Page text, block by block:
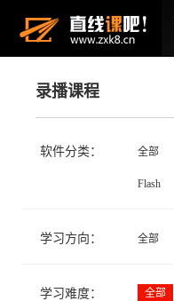
录播课程
软件分类： 全部
Flash
学习方向： 全部
学习难度： 全部